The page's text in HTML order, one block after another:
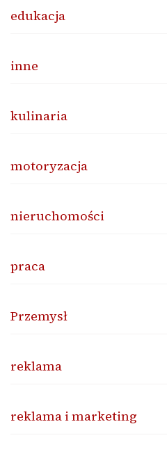
edukacja
inne
kulinaria
motoryzacja
nieruchomości
praca
Przemysł
reklama
reklama i marketing